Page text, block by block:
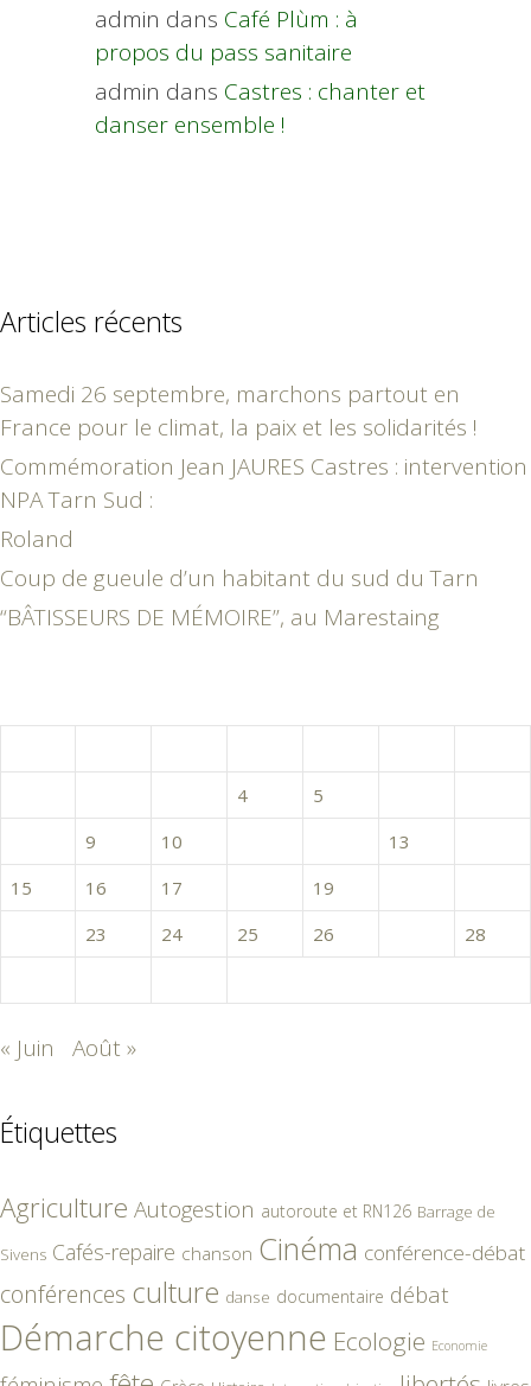
admin dans Café Plùm : à
propos du pass sanitaire
admin dans Castres : chanter et
danser ensemble !
Articles récents
Samedi 26 septembre, marchons partout en
France pour le climat, la paix et les solidarités !
Commémoration Jean JAURES Castres : intervention
NPA Tarn Sud :
Roland
Coup de gueule d’un habitant du sud du Tarn
“BÂTISSEURS DE MÉMOIRE”, au Marestaing
4 5
9 10 13
15
16 17 19
23 24 25 26
28
« Juin Août »
Étiquettes
Agriculture Autogestion autoroute et RN126 Barrage de
Sivens Cafés-repaire chanson Cinéma conférence-débat
conférences culture danse documentaire débat
Démarche citoyenne Ecologie Economie